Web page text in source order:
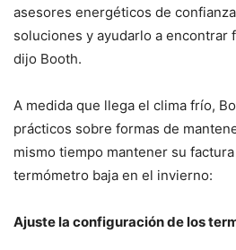
asesores energéticos de
soluciones y ayudarlo a
dijo Booth.
A medida que llega el clima frío,
prácticos sobre formas de
mismo tiempo mantener su
termómetro baja en el invierno:
Ajuste la configuración de los